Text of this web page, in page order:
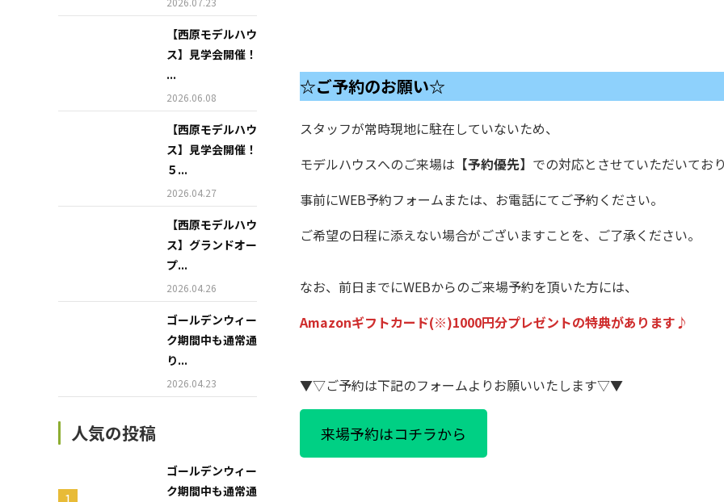
☆ご予約のお願い☆
スタッフが常時現地に駐在していないため、
モデルハウスへのご来場は 【予約優先】 での対応とさせていただいてお
事前にWEB予約フォームまたは、お電話にてご予約ください。
ご希望の日程に添えない場合がございますことを、ご了承ください。
なお、前日までにWEBからのご来場予約を頂いた方には、
Amazonギフトカード(※)1000円分プレゼントの特典があります♪
▼▽ご予約は下記のフォームよりお願いいたします▽▼
来場予約はコチラから
【西原モデルハウ
ス】見学会開催！
...
2026.06.08
【西原モデルハウ
ス】見学会開催！
５...
2026.04.27
【西原モデルハウ
ス】グランドオー
プ...
2026.04.26
ゴールデンウィー
ク期間中も通常通
り...
2026.04.23
人気の投稿
ゴールデンウィー
ク期間中も通常通